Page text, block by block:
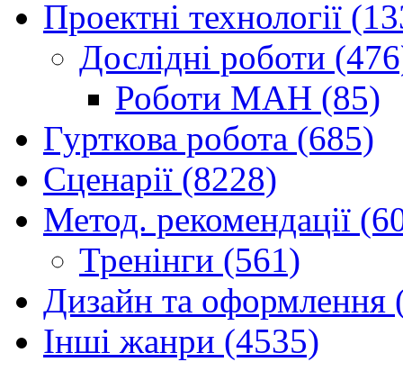
Проектні технології
Дослідні роботи
Роботи МАН (85)
Гурткова робота (685)
Сценарії (8228)
Метод. рекомендації
Тренінги (561)
Дизайн та оформлення
Інші жанри (4535)